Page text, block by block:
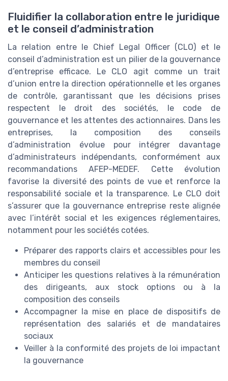
Fluidifier la collaboration entre le juridique
et le conseil d’administration
La relation entre le Chief Legal Officer (CLO) et le
conseil d’administration est un pilier de la gouvernance
d’entreprise efficace. Le CLO agit comme un trait
d’union entre la direction opérationnelle et les organes
de contrôle, garantissant que les décisions prises
respectent le droit des sociétés, le code de
gouvernance et les attentes des actionnaires. Dans les
entreprises, la composition des conseils
d’administration évolue pour intégrer davantage
d’administrateurs indépendants, conformément aux
recommandations AFEP-MEDEF. Cette évolution
favorise la diversité des points de vue et renforce la
responsabilité sociale et la transparence. Le CLO doit
s’assurer que la gouvernance entreprise reste alignée
avec l’intérêt social et les exigences réglementaires,
notamment pour les sociétés cotées.
Préparer des rapports clairs et accessibles pour les
membres du conseil
Anticiper les questions relatives à la rémunération
des dirigeants, aux stock options ou à la
composition des conseils
Accompagner la mise en place de dispositifs de
représentation des salariés et de mandataires
sociaux
Veiller à la conformité des projets de loi impactant
la gouvernance